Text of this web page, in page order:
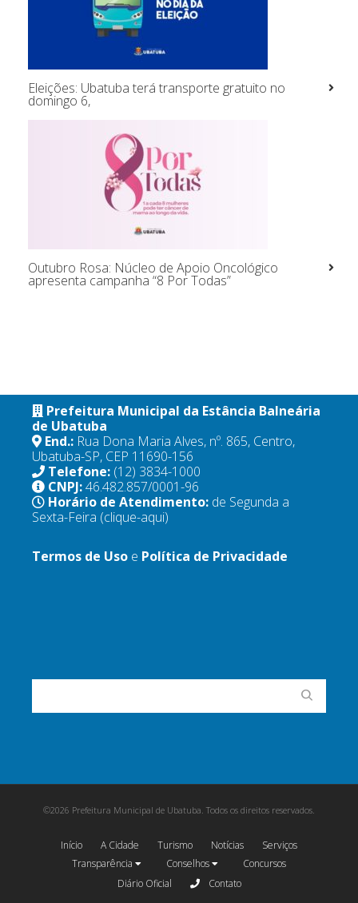
Eleições: Ubatuba terá transporte gratuito no
domingo 6,
Outubro Rosa: Núcleo de Apoio Oncológico
apresenta campanha “8 Por Todas”
Prefeitura Municipal da Estância Balneária
de Ubatuba
End.: Rua Dona Maria Alves, nº. 865, Centro,
Ubatuba-SP, CEP 11690-156
Telefone: (12) 3834-1000
CNPJ:46.482.857/0001-96
Horário de Atendimento: de Segunda a
Sexta-Feira (clique-aqui)
Termos de Uso e Política de Privacidade
©2026 Prefeitura Municipal de Ubatuba. Todos os direitos reservados.
Início A Cidade Turismo Notícias
Serviços
Transparência
Conselhos
Concursos
Diário Oficial
Contato